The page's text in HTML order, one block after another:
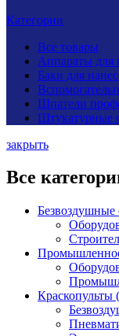
Категории
Все товары
Аппараты для
Баки для
Шпатели
Штукатурные
закрыть
Все
Безвоздушные
Краскопульты